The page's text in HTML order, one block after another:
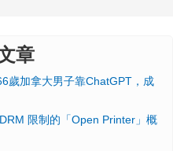
章
歲加拿大男子靠ChatGPT，成
限制的「Open Printer」概